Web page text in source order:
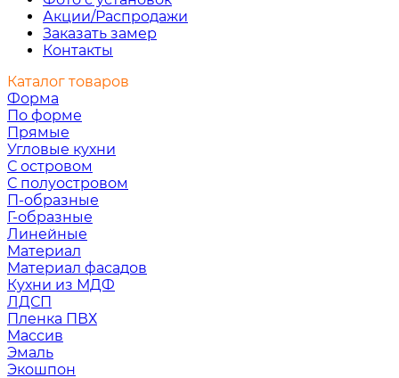
Акции/Распродажи
Заказать замер
Контакты
Каталог товаров
Форма
По форме
Прямые
Угловые кухни
С островом
С полуостровом
П-образные
Г-образные
Линейные
Материал
Материал фасадов
Кухни из МДФ
ЛДСП
Пленка ПВХ
Массив
Эмаль
Экошпон